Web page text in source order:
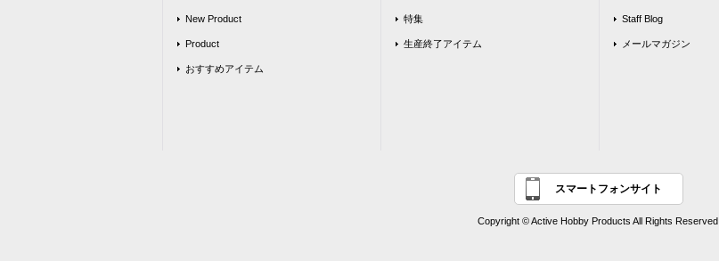
New Product
Product
おすすめアイテム
特集
生産終了アイテム
Staff Blog
メールマガジン
スマートフォンサイト
Copyright © Active Hobby Products All Rights Reserved.